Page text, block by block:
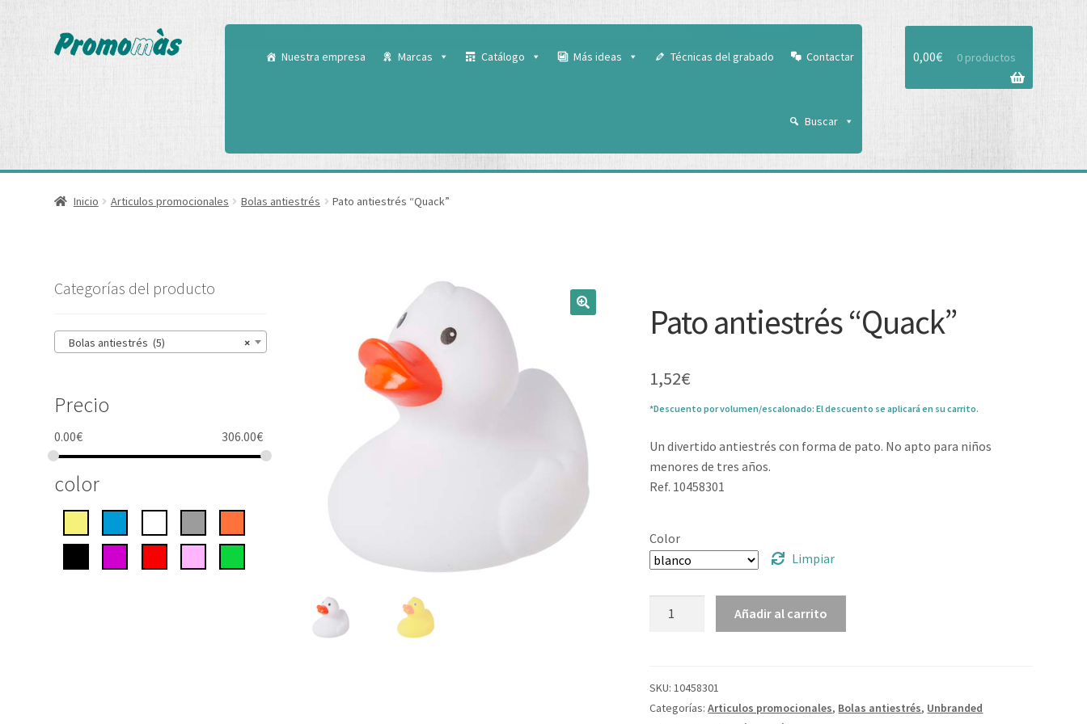
Nuestra empresa Marcas Catálogo Más ideas Técnicas del grabado Contactar
Buscar
0,00€ 0 productos
Inicio Articulos promocionales Bolas antiestrés Pato antiestrés “Quack”
Pato antiestrés “Quack”
1,52€
*Descuento por volumen/escalonado: El descuento se aplicará en su carrito.
Un divertido antiestrés con forma de pato. No apto para niños
menores de tres años.
Ref. 10458301
Color
Limpiar
Añadir al carrito
SKU:10458301
Categorías:Articulos promocionales, Bolas antiestrés, Unbranded
Categorías del producto
×
Bolas antiestrés (5)
Precio
0.00€ 306.00€
color
Aceptar